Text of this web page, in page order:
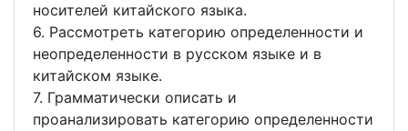
носителей китайского языка.
6. Рассмотреть категорию определенности и
неопределенности в русском языке и в
китайском языке.
7. Грамматически описать и
проанализировать категорию определенности